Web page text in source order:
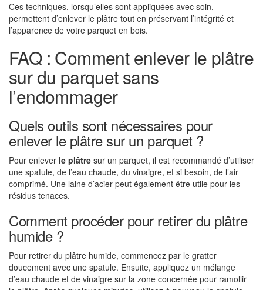
Ces techniques, lorsqu’elles sont appliquées avec soin,
permettent d’enlever le plâtre tout en préservant l’intégrité et
l’apparence de votre parquet en bois.
FAQ : Comment enlever le plâtre
sur du parquet sans
l’endommager
Quels outils sont nécessaires pour
enlever le plâtre sur un parquet ?
Pour enlever le plâtre sur un parquet, il est recommandé d’utiliser
une spatule, de l’eau chaude, du vinaigre, et si besoin, de l’air
comprimé. Une laine d’acier peut également être utile pour les
résidus tenaces.
Comment procéder pour retirer du plâtre
humide ?
Pour retirer du plâtre humide, commencez par le gratter
doucement avec une spatule. Ensuite, appliquez un mélange
d’eau chaude et de vinaigre sur la zone concernée pour ramollir